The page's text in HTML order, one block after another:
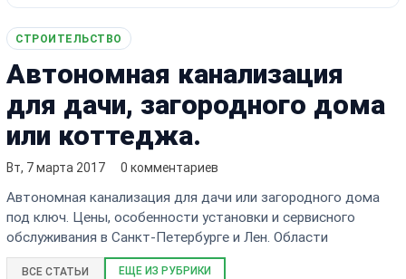
СТРОИТЕЛЬСТВО
Автономная канализация
для дачи, загородного дома
или коттеджа.
Вт, 7 марта 2017 0 комментариев
Автономная канализация для дачи или загородного дома
под ключ. Цены, особенности установки и сервисного
обслуживания в Санкт-Петербурге и Лен. Области
ВСЕ СТАТЬИ ЕЩЕ ИЗ РУБРИКИ